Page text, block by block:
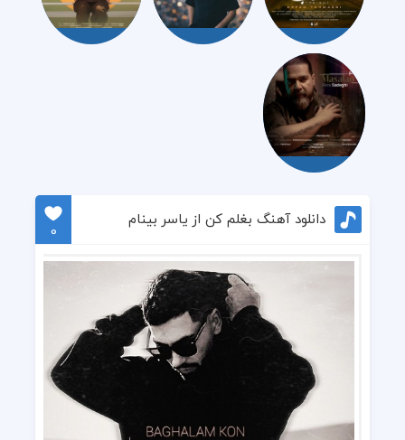
دانلود آهنگ بغلم کن از یاسر بینام
0